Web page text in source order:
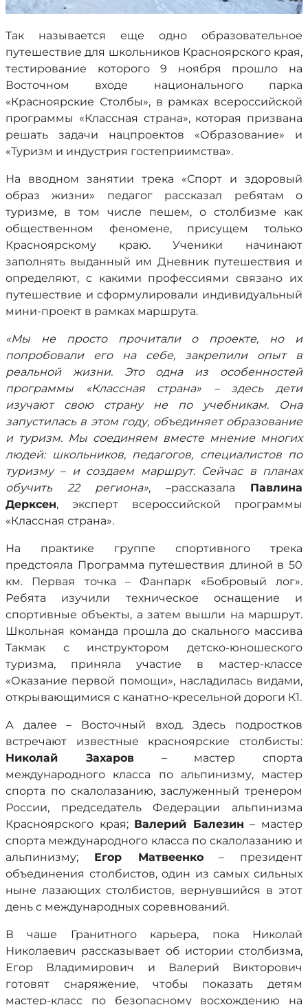
Так называется еще одно образовательное
путешествие для школьников Красноярского края,
тестирование которого 9 ноября прошло на
Восточном входе национального парка
«Красноярские Столбы», в рамках всероссийской
программы «Классная страна», которая призвана
решать задачи нацпроектов «Образование» и
«Туризм и индустрия гостеприимства».
На вводном занятии трека «Спорт и здоровый
образ жизни» педагог рассказал ребятам о
туризме, в том числе пешем, о столбизме как
общественном феномене, присущем только
Красноярскому краю. Ученики начинают
заполнять выданный им Дневник путешествия и
определяют, с какими профессиями связано их
путешествие и сформулировали индивидуальный
мини-проект в рамках маршрута.
«Мы не просто прочитали о проекте, но и
попробовали его на себе, закрепили опыт в
реальной жизни. Это одна из особенностей
программы «Классная страна» – здесь дети
изучают свою страну не по учебникам. Она
запустилась в этом году, объединяет образование
и туризм. Мы соединяем вместе мнение многих
людей: школьников, педагогов, специалистов по
туризму – и создаем маршрут. Сейчас в планах
обучить 22 региона», –рассказала Павлина
Дерксен, эксперт всероссийской программы
«Классная страна».
На практике группе спортивного трека
предстояла Программа путешествия длиной в 50
км. Первая точка – Фанпарк «Бобровый лог».
Ребята изучили техническое оснащение и
спортивные объекты, а затем вышли на маршрут.
Школьная команда прошла до скального массива
Такмак с инструктором детско-юношеского
туризма, приняла участие в мастер-классе
«Оказание первой помощи», насладилась видами,
открывающимися с канатно-кресельной дороги К1.
А далее – Восточный вход. Здесь подростков
встречают известные красноярские столбисты:
Николай Захаров– мастер спорта
международного класса по альпинизму, мастер
спорта по скалолазанию, заслуженный тренером
России, председатель Федерации альпинизма
Красноярского края; Валерий Балезин – мастер
спорта международного класса по скалолазанию и
альпинизму; Егор Матвеенко– президент
объединения столбистов, один из самых сильных
ныне лазающих столбистов, вернувшийся в этот
день с международных соревнований.
В чаше Гранитного карьера, пока Николай
Николаевич рассказывает об истории столбизма,
Егор Владимирович и Валерий Викторович
готовят снаряжение, чтобы показать детям
мастер-класс по безопасному восхождению на